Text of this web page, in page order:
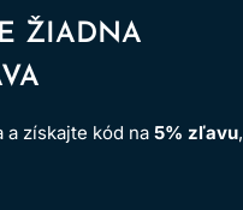
ŽIADNA
a získajte kód na 5% zľavu,